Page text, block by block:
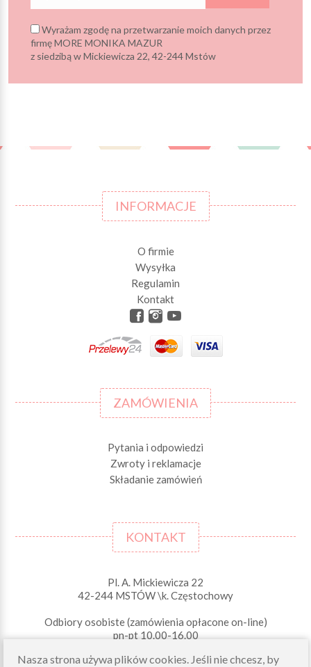
Wyrażam zgodę na przetwarzanie moich danych przez
firmę MORE MONIKA MAZUR
z siedzibą w Mickiewicza 22, 42-244 Mstów
INFORMACJE
O firmie
Wysyłka
Regulamin
Kontakt
ZAMÓWIENIA
Pytania i odpowiedzi
Zwroty i reklamacje
Składanie zamówień
KONTAKT
Pl. A. Mickiewicza 22
42-244 MSTÓW \k. Częstochowy
Odbiory osobiste (zamówienia opłacone on-line)
pn-pt 10.00-16.00
Nasza strona używa plików cookies. Jeśli nie chcesz, by